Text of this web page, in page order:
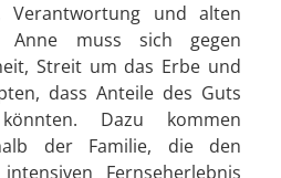
Verantwortung und alten
Anne muss sich gegen
Streit um das Erbe und
dass Anteile des Guts
Dazu kommen
der Familie, die den
Fernseherlebnis